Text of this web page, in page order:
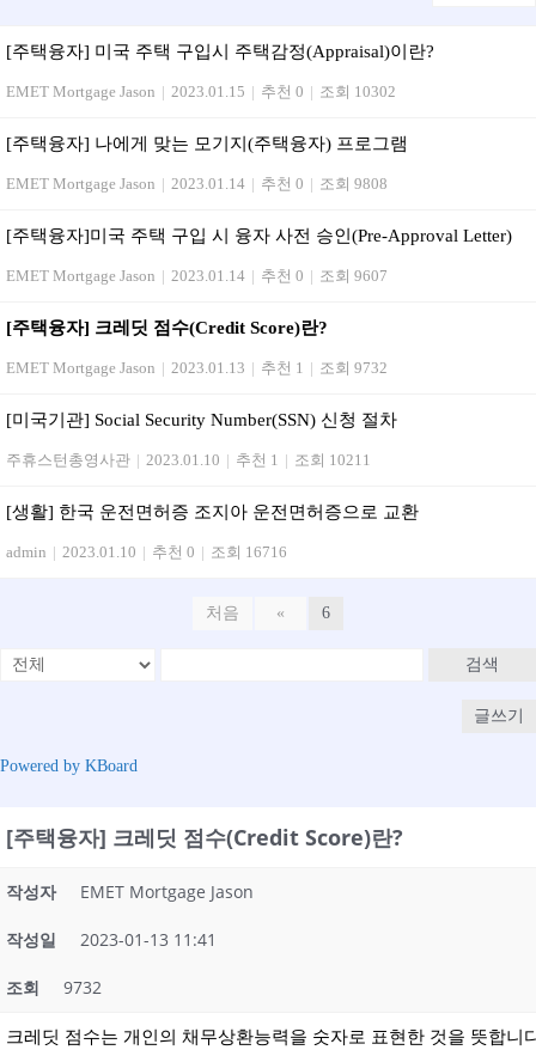
[주택융자] 미국 주택 구입시 주택감정(Appraisal)이란?
EMET Mortgage Jason | 2023.01.15 | 추천 0 | 조회 10302
[주택융자] 나에게 맞는 모기지(주택융자) 프로그램
EMET Mortgage Jason | 2023.01.14 | 추천 0 | 조회 9808
[주택융자]미국 주택 구입 시 융자 사전 승인(Pre-Approval Letter)
EMET Mortgage Jason | 2023.01.14 | 추천 0 | 조회 9607
[주택융자] 크레딧 점수(Credit Score)란?
EMET Mortgage Jason | 2023.01.13 | 추천 1 | 조회 9732
[미국기관] Social Security Number(SSN) 신청 절차
주휴스턴총영사관 | 2023.01.10 | 추천 1 | 조회 10211
[생활] 한국 운전면허증 조지아 운전면허증으로 교환
admin | 2023.01.10 | 추천 0 | 조회 16716
처음 « 6
검색
글쓰기
Powered by KBoard
[주택융자] 크레딧 점수(Credit Score)란?
작성자 EMET Mortgage Jason
작성일 2023-01-13 11:41
조회 9732
크레딧 점수는 개인의 채무상환능력을 숫자로 표현한 것을 뜻합니